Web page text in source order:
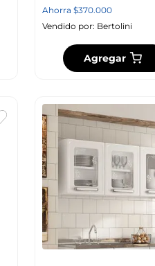
Ahorra $370.000
Vendido por: Bertolini
Agregar